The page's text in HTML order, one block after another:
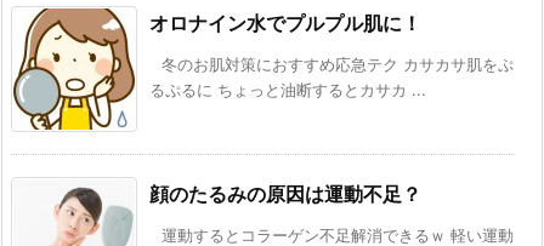
オロナイン水でプルプル肌に！
冬のお肌対策におすすめ応急テク カサカサ肌をぷ
るぷるに ちょっと油断するとカサカ ...
顔のたるみの原因は運動不足？
運動するとコラーゲン不足解消できるｗ 軽い運動